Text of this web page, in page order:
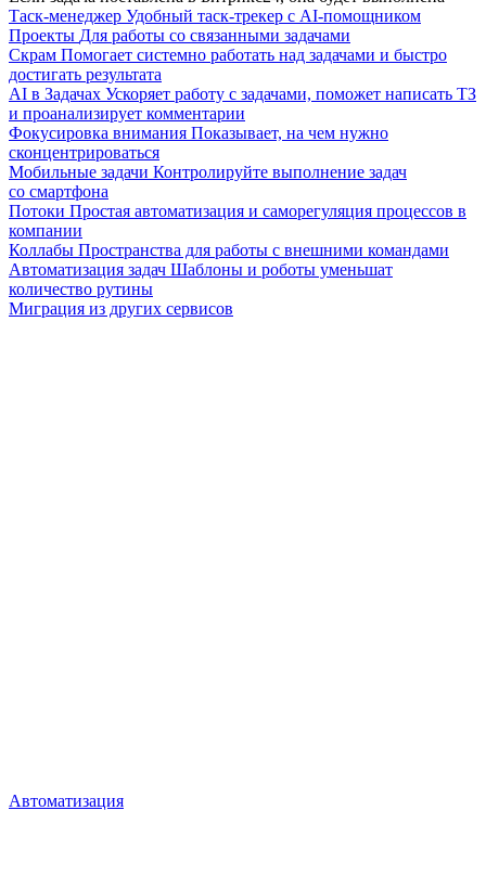
Таск-менеджер Удобный таск-трекер с AI-помощником
Проекты Для работы со связанными задачами
Скрам Помогает системно работать над задачами и быстро
достигать результата
AI в Задачах Ускоряет работу с задачами, поможет написать ТЗ
и проанализирует комментарии
Фокусировка внимания Показывает, на чем нужно
сконцентрироваться
Мобильные задачи Контролируйте выполнение задач
со смартфона
Потоки Простая автоматизация и саморегуляция процессов в
компании
Коллабы Пространства для работы с внешними командами
Автоматизация задач Шаблоны и роботы уменьшат
количество рутины
Миграция из других сервисов
Автоматизация